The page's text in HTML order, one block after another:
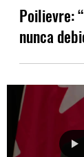
1
Poilievre:
nunca